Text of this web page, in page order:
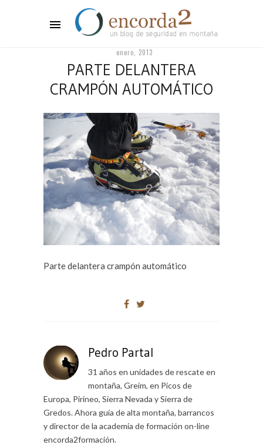
enero, 2013
PARTE DELANTERA
CRAMPÓN AUTOMÁTICO
Parte delantera crampón automático
Pedro Partal
31 años en unidades de rescate en
montaña, Greim, en Picos de
Europa, Pirineo, Sierra Nevada y Sierra de
Gredos. Ahora guía de alta montaña, barrancos
y director de la academia de formación on-line
encorda2formación.